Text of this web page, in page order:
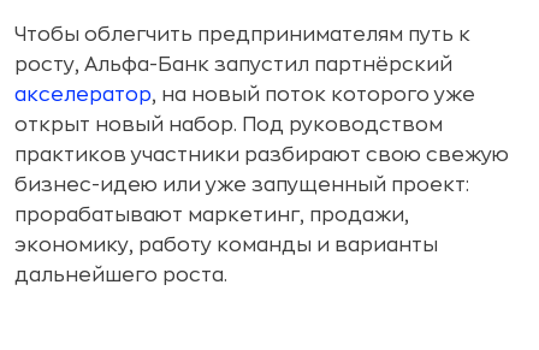
Чтобы облегчить предпринимателям путь к
росту, Альфа-Банк запустил партнёрский
акселератор, на новый поток которого уже
открыт новый набор. Под руководством
практиков участники разбирают свою свежую
бизнес-идею или уже запущенный проект:
прорабатывают маркетинг, продажи,
экономику, работу команды и варианты
дальнейшего роста.